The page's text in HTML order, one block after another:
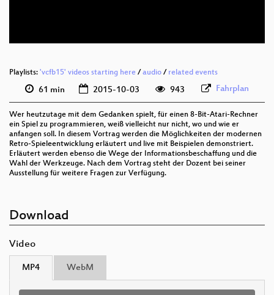
Playlists: 'vcfb15' videos starting here / audio / related events
61 min 2015-10-03 943 Fahrplan
Wer heutzutage mit dem Gedanken spielt, für einen 8-Bit-Atari-Rechner
ein Spiel zu programmieren, weiß vielleicht nur nicht, wo und wie er
anfangen soll. In diesem Vortrag werden die Möglichkeiten der modernen
Retro-Spieleentwicklung erläutert und live mit Beispielen demonstriert.
Erläutert werden ebenso die Wege der Informationsbeschaffung und die
Wahl der Werkzeuge. Nach dem Vortrag steht der Dozent bei seiner
Ausstellung für weitere Fragen zur Verfügung.
Download
Video
MP4 WebM